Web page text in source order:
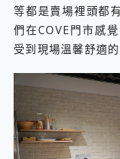
等都是賣場裡頭都
們在COVE門市感
受到現場溫馨舒適的